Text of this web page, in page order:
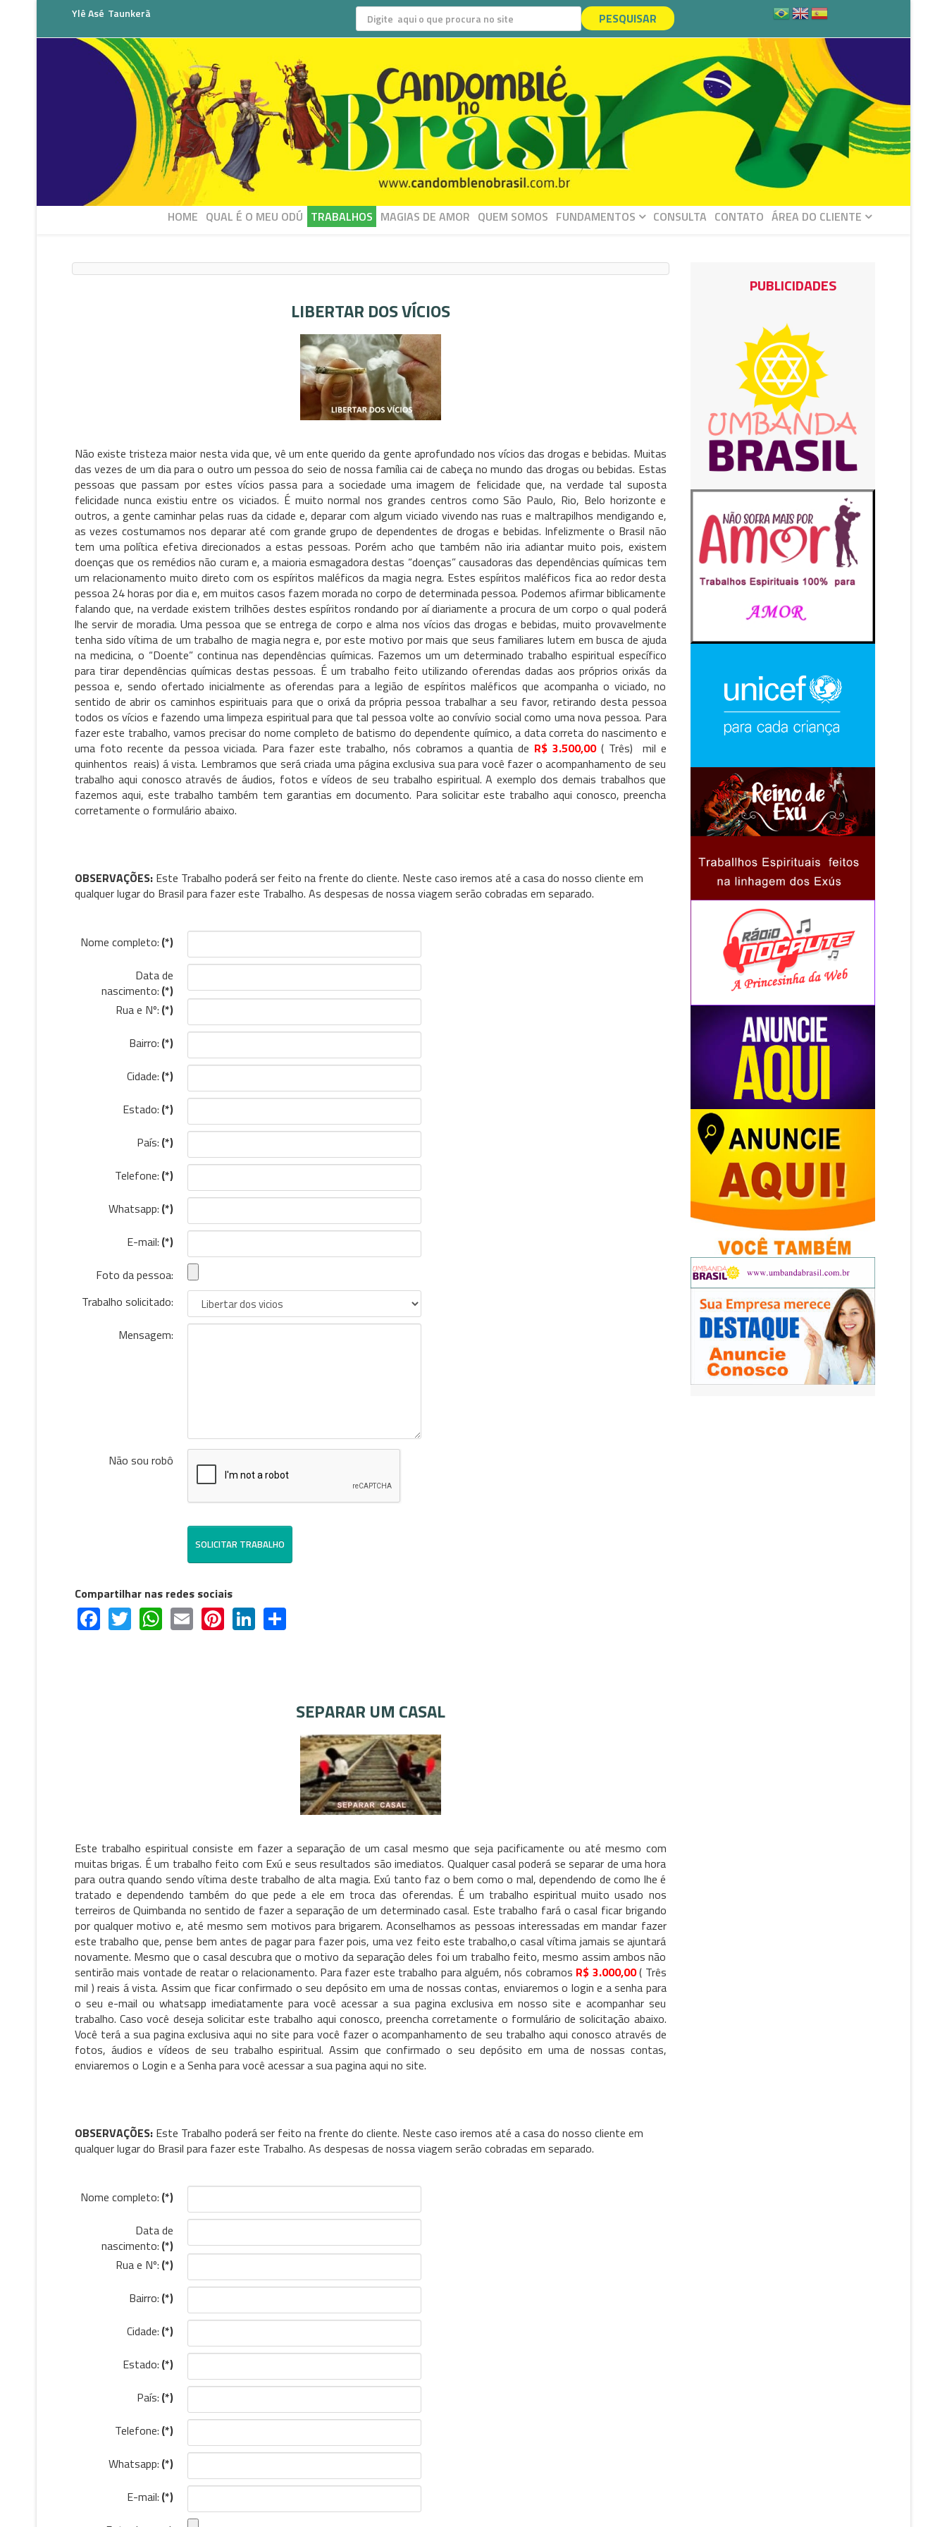
Ylê Asé Taunkerã PESQUISAR
HOME QUAL É O MEU ODÚ TRABALHOS MAGIAS DE AMOR QUEM SOMOS FUNDAMENTOS CONSULTA CONTATO ÁREA DO CLIENTE
LIBERTAR DOS VÍCIOS
Não existe tristeza maior nesta vida que, vê um ente querido da gente aprofundado nos vícios das drogas e bebidas. Muitas
das vezes de um dia para o outro um pessoa do seio de nossa família cai de cabeça no mundo das drogas ou bebidas. Estas
pessoas que passam por estes vícios passa para a sociedade uma imagem de felicidade que, na verdade tal suposta
felicidade nunca existiu entre os viciados. É muito normal nos grandes centros como São Paulo, Rio, Belo horizonte e
outros, a gente caminhar pelas ruas da cidade e, deparar com algum viciado vivendo nas ruas e maltrapilhos mendigando e,
as vezes costumamos nos deparar até com grande grupo de dependentes de drogas e bebidas. Infelizmente o Brasil não
tem uma política efetiva direcionados a estas pessoas. Porém acho que também não iria adiantar muito pois, existem
doenças que os remédios não curam e, a maioria esmagadora destas “doenças” causadoras das dependências químicas tem
um relacionamento muito direto com os espíritos maléficos da magia negra. Estes espíritos maléficos fica ao redor desta
pessoa 24 horas por dia e, em muitos casos fazem morada no corpo de determinada pessoa. Podemos afirmar biblicamente
falando que, na verdade existem trilhões destes espíritos rondando por aí diariamente a procura de um corpo o qual poderá
lhe servir de moradia. Uma pessoa que se entrega de corpo e alma nos vícios das drogas e bebidas, muito provavelmente
tenha sido vítima de um trabalho de magia negra e, por este motivo por mais que seus familiares lutem em busca de ajuda
na medicina, o “Doente” continua nas dependências químicas. Fazemos um um determinado trabalho espiritual específico
para tirar dependências químicas destas pessoas. É um trabalho feito utilizando oferendas dadas aos próprios orixás da
pessoa e, sendo ofertado inicialmente as oferendas para a legião de espíritos maléficos que acompanha o viciado, no
sentido de abrir os caminhos espirituais para que o orixá da própria pessoa trabalhar a seu favor, retirando desta pessoa
todos os vícios e fazendo uma limpeza espiritual para que tal pessoa volte ao convívio social como uma nova pessoa. Para
fazer este trabalho, vamos precisar do nome completo de batismo do dependente químico, a data correta do nascimento e
uma foto recente da pessoa viciada. Para fazer este trabalho, nós cobramos a quantia de R$ 3.500,00( Três) mil e
quinhentos reais) á vista. Lembramos que será criada uma página exclusiva sua para você fazer o acompanhamento de seu
trabalho aqui conosco através de áudios, fotos e vídeos de seu trabalho espiritual. A exemplo dos demais trabalhos que
fazemos aqui, este trabalho também tem garantias em documento. Para solicitar este trabalho aqui conosco, preencha
corretamente o formulário abaixo.
OBSERVAÇÕES: Este Trabalho poderá ser feito na frente do cliente. Neste caso iremos até a casa do nosso cliente em
qualquer lugar do Brasil para fazer este Trabalho. As despesas de nossa viagem serão cobradas em separado.
Nome completo: (*)
Data de
nascimento: (*)
Rua e Nº: (*)
Bairro: (*)
Cidade: (*)
Estado: (*)
País: (*)
Telefone: (*)
Whatsapp: (*)
E-mail: (*)
Foto da pessoa:
Trabalho solicitado:
Mensagem:
Não sou robô
SOLICITAR TRABALHO
Compartilhar nas redes sociais
Facebook
TwitterWhatsApp
EmailPinterest
LinkedIn
SEPARAR UM CASAL
Este trabalho espiritual consiste em fazer a separação de um casal mesmo que seja pacificamente ou até mesmo com
muitas brigas. É um trabalho feito com Exú e seus resultados são imediatos. Qualquer casal poderá se separar de uma hora
para outra quando sendo vítima deste trabalho de alta magia. Exú tanto faz o bem como o mal, dependendo de como lhe é
tratado e dependendo também do que pede a ele em troca das oferendas. É um trabalho espiritual muito usado nos
terreiros de Quimbanda no sentido de fazer a separação de um determinado casal. Este trabalho fará o casal ficar brigando
por qualquer motivo e, até mesmo sem motivos para brigarem. Aconselhamos as pessoas interessadas em mandar fazer
este trabalho que, pense bem antes de pagar para fazer pois, uma vez feito este trabalho,o casal vítima jamais se ajuntará
novamente. Mesmo que o casal descubra que o motivo da separação deles foi um trabalho feito, mesmo assim ambos não
sentirão mais vontade de reatar o relacionamento. Para fazer este trabalho para alguém, nós cobramos R$ 3.000,00( Três
mil ) reais á vista. Assim que ficar confirmado o seu depósito em uma de nossas contas, enviaremos o login e a senha para
o seu e-mail ou whatsapp imediatamente para você acessar a sua pagina exclusiva em nosso site e acompanhar seu
trabalho. Caso você deseja solicitar este trabalho aqui conosco, preencha corretamente o formulário de solicitação abaixo.
Você terá a sua pagina exclusiva aqui no site para você fazer o acompanhamento de seu trabalho aqui conosco através de
fotos, áudios e vídeos de seu trabalho espiritual. Assim que confirmado o seu depósito em uma de nossas contas,
enviaremos o Login e a Senha para você acessar a sua pagina aqui no site.
OBSERVAÇÕES: Este Trabalho poderá ser feito na frente do cliente. Neste caso iremos até a casa do nosso cliente em
qualquer lugar do Brasil para fazer este Trabalho. As despesas de nossa viagem serão cobradas em separado.
Nome completo: (*)
Data de
nascimento: (*)
Rua e Nº: (*)
Bairro: (*)
Cidade: (*)
Estado: (*)
País: (*)
Telefone: (*)
Whatsapp: (*)
E-mail: (*)
PUBLICIDADES